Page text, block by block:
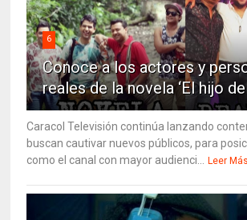
6
Conoce a los actores y
reales de la novela ‘El hijo
Caracol Televisión continúa lanzando
buscan cautivar nuevos públicos, para
como el canal con mayor audienci...
Leer Más